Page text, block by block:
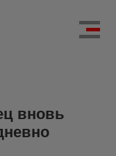
вновь